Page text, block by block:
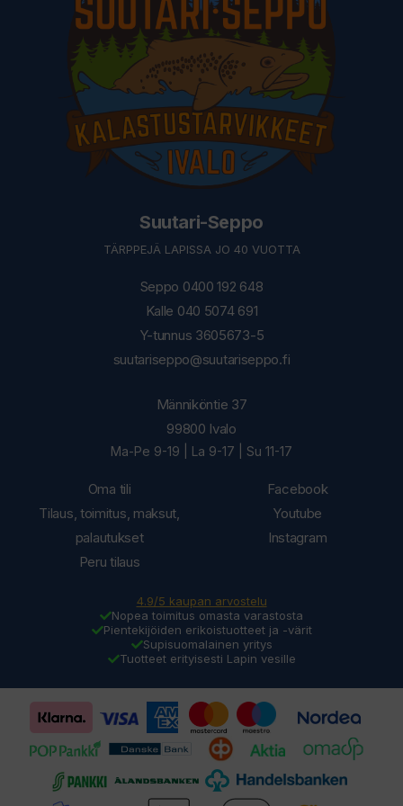
Suutari-Seppo
TÄRPPEJÄ LAPISSA JO 40 VUOTTA
Seppo 0400 192 648
Kalle 040 5074 691
Y-tunnus 3605673-5
suutariseppo@suutariseppo.fi
Oma tili
Tilaus, toimitus, maksut,
palautukset
Peru tilaus
Männiköntie 37
99800 Ivalo
Ma-Pe 9-19 | La 9-17 | Su 11-17
Facebook
Youtube
Instagram
4.9/5 kaupan arvostelu
Nopea toimitus omasta varastosta
Pientekijöiden erikoistuotteet ja -värit
Supisuomalainen yritys
Tuotteet erityisesti Lapin vesille